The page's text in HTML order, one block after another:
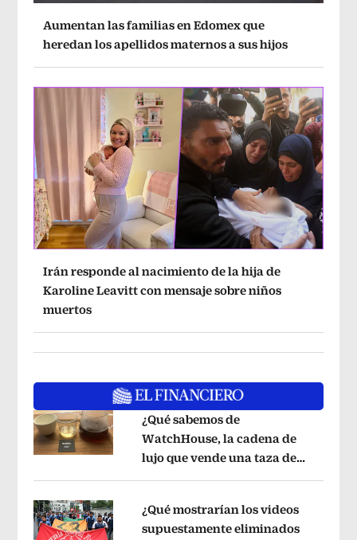
Aumentan las familias en Edomex que
heredan los apellidos maternos a sus hijos
Irán responde al nacimiento de la hija de
Karoline Leavitt con mensaje sobre niños
muertos
Opens in new window
¿Qué sabemos de
WatchHouse, la cadena de
lujo que vende una taza de
¿Qué mostrarían los videos
supuestamente eliminados